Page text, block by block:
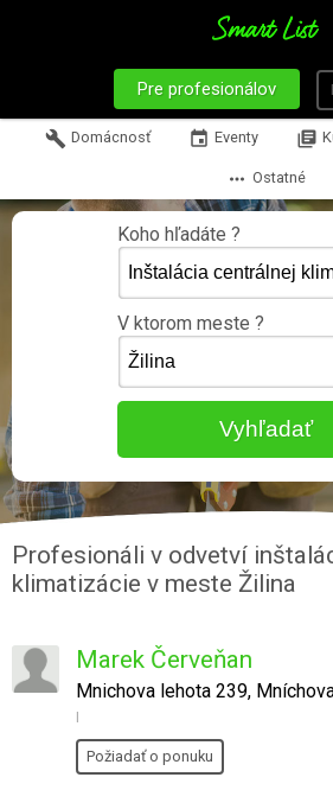
Pre profesionálov
build Domácnosť event Eventy library_books
more_horiz Ostatné
Koho hľadáte ?
V ktorom meste ?
Profesionáli v odvetví
klimatizácie v meste Žilina
Marek Červeňan
Mnichova lehota 239,
I
Požiadať o ponuku